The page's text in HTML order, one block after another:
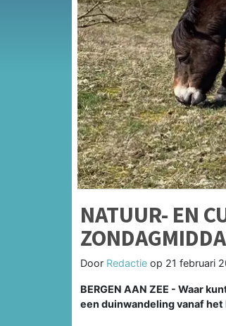
NATUUR- EN
Door Redactie op 21 februari
BERGEN AAN ZEE - Waar
een duinwandeling vanaf het